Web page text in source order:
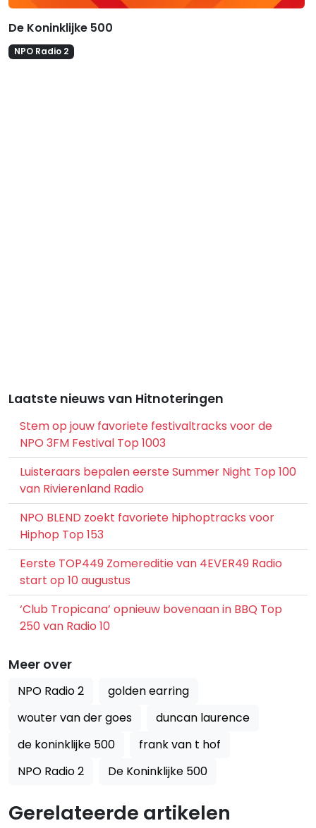
De Koninklijke 500
NPO Radio 2
Laatste nieuws van Hitnoteringen
Stem op jouw favoriete festivaltracks voor de
NPO 3FM Festival Top 1003
Luisteraars bepalen eerste Summer Night Top 100
van Rivierenland Radio
NPO BLEND zoekt favoriete hiphoptracks voor
Hiphop Top 153
Eerste TOP449 Zomereditie van 4EVER49 Radio
start op 10 augustus
‘Club Tropicana’ opnieuw bovenaan in BBQ Top
250 van Radio 10
Meer over
NPO Radio 2
golden earring
wouter van der goes
duncan laurence
de koninklijke 500
frank van t hof
NPO Radio 2
De Koninklijke 500
Gerelateerde artikelen